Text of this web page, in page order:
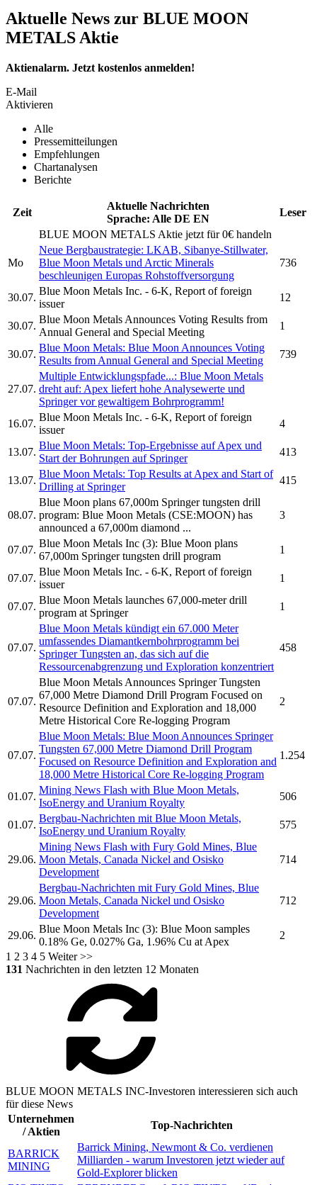
Aktuelle News zur BLUE MOON
METALS Aktie
Aktienalarm. Jetzt kostenlos anmelden!
E-Mail
Aktivieren
Alle
Pressemitteilungen
Empfehlungen
Chartanalysen
Berichte
Zeit
Aktuelle Nachrichten
Sprache: Alle DE EN
Leser
BLUE MOON METALS Aktie jetzt für 0€ handeln
Mo
Neue Bergbaustrategie: LKAB, Sibanye-Stillwater,
Blue Moon Metals und Arctic Minerals
beschleunigen Europas Rohstoffversorgung
736
30.07.
Blue Moon Metals Inc. - 6-K, Report of foreign
issuer
12
30.07.
Blue Moon Metals Announces Voting Results from
Annual General and Special Meeting
1
30.07.
Blue Moon Metals: Blue Moon Announces Voting
Results from Annual General and Special Meeting
739
27.07.
Multiple Entwicklungspfade...: Blue Moon Metals
dreht auf: Apex liefert hohe Analysewerte und
Springer vor gewaltigem Bohrprogramm!
16.07.
Blue Moon Metals Inc. - 6-K, Report of foreign
issuer
4
13.07.
Blue Moon Metals: Top-Ergebnisse auf Apex und
Start der Bohrungen auf Springer
413
13.07.
Blue Moon Metals: Top Results at Apex and Start of
Drilling at Springer
415
08.07.
Blue Moon plans 67,000m Springer tungsten drill
program: Blue Moon Metals (CSE:MOON) has
announced a 67,000m diamond ...
3
07.07.
Blue Moon Metals Inc (3): Blue Moon plans
67,000m Springer tungsten drill program
1
07.07.
Blue Moon Metals Inc. - 6-K, Report of foreign
issuer
1
07.07.
Blue Moon Metals launches 67,000-meter drill
program at Springer
1
07.07.
Blue Moon Metals kündigt ein 67.000 Meter
umfassendes Diamantkernbohrprogramm bei
Springer Tungsten an, das sich auf die
Ressourcenabgrenzung und Exploration konzentriert
458
07.07.
Blue Moon Metals Announces Springer Tungsten
67,000 Metre Diamond Drill Program Focused on
Resource Definition and Exploration and 18,000
Metre Historical Core Re-logging Program
2
07.07.
Blue Moon Metals: Blue Moon Announces Springer
Tungsten 67,000 Metre Diamond Drill Program
Focused on Resource Definition and Exploration and
18,000 Metre Historical Core Re-logging Program
1.254
01.07.
Mining News Flash with Blue Moon Metals,
IsoEnergy and Uranium Royalty
506
01.07.
Bergbau-Nachrichten mit Blue Moon Metals,
IsoEnergy und Uranium Royalty
575
29.06.
Mining News Flash with Fury Gold Mines, Blue
Moon Metals, Canada Nickel and Osisko
Development
714
29.06.
Bergbau-Nachrichten mit Fury Gold Mines, Blue
Moon Metals, Canada Nickel und Osisko
Development
712
29.06.
Blue Moon Metals Inc (3): Blue Moon samples
0.18% Ge, 0.027% Ga, 1.96% Cu at Apex
2
1 2 3 4 5 Weiter >>
131 Nachrichten in den letzten 12 Monaten
BLUE MOON METALS INC-Investoren interessieren sich auch
für diese News
Unternehmen
/ Aktien
Top-Nachrichten
BARRICK
MINING
Barrick Mining, Newmont & Co. verdienen
Milliarden - warum Investoren jetzt wieder auf
Gold-Explorer blicken